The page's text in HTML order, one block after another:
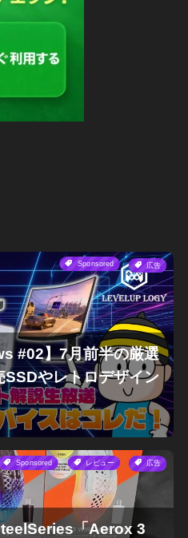
Sponsored 広告
#02】7月前半の厳選
やレトロデザイン
Sponsored レビュー 広告
「Aerox 3